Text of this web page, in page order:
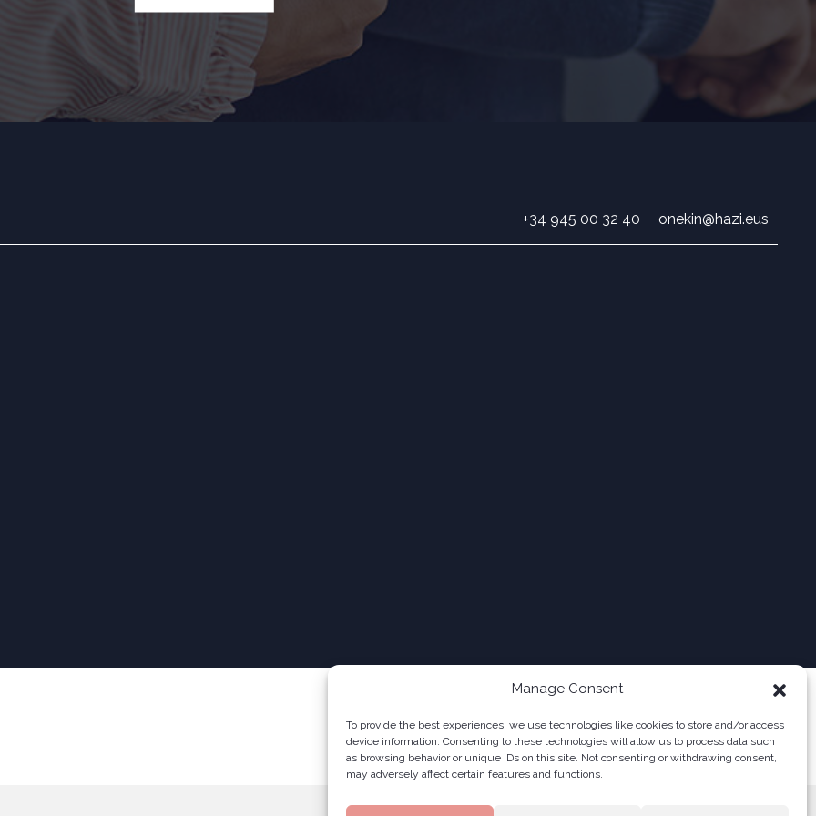
Manage Consent
To provide the best experiences, we use technologies like cookies to store and/or access
device information. Consenting to these technologies will allow us to process data such
as browsing behavior or unique IDs on this site. Not consenting or withdrawing consent,
may adversely affect certain features and functions.
+34 945 00 32 40 onekin@hazi.eus